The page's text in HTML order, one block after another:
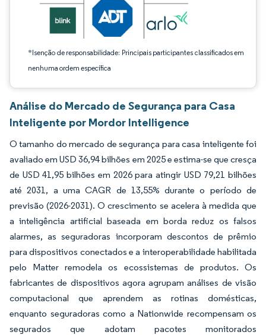
*Isenção de responsabilidade: Principais participantes classificados em
nenhuma ordem específica
Análise do Mercado de Segurança para Casa
Inteligente por Mordor Intelligence
O tamanho do mercado de segurança para casa inteligente foi
avaliado em USD 36,94 bilhões em 2025 e estima-se que cresça
de USD 41,95 bilhões em 2026 para atingir USD 79,21 bilhões
até 2031, a uma CAGR de 13,55% durante o período de
previsão (2026-2031). O crescimento se acelera à medida que
a inteligência artificial baseada em borda reduz os falsos
alarmes, as seguradoras incorporam descontos de prêmio
para dispositivos conectados e a interoperabilidade habilitada
pelo Matter remodela os ecossistemas de produtos. Os
fabricantes de dispositivos agora agrupam análises de visão
computacional que aprendem as rotinas domésticas,
enquanto seguradoras como a Nationwide recompensam os
segurados que adotam pacotes monitorados